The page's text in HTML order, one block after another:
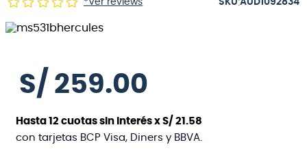
S/ 259.00
Hasta12 cuotas sin interés xS/ 21.58
con tarjetas BCP Visa, Diners y BBVA.